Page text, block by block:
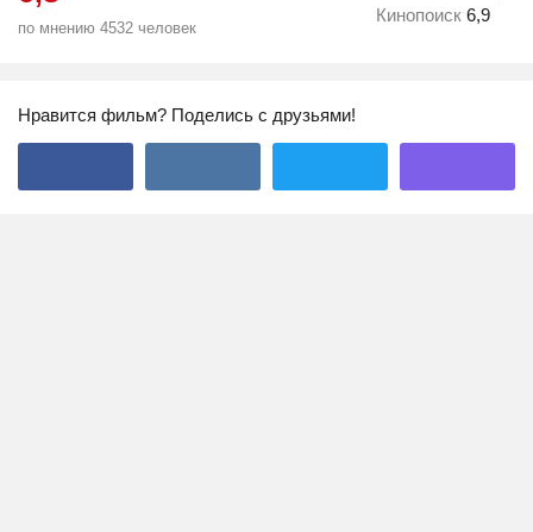
по мнению 4532 человек
Кинопоиск 6,9
Нравится фильм? Поделись с друзьями!